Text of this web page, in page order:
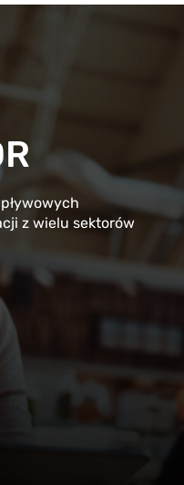
z wielu sektorów